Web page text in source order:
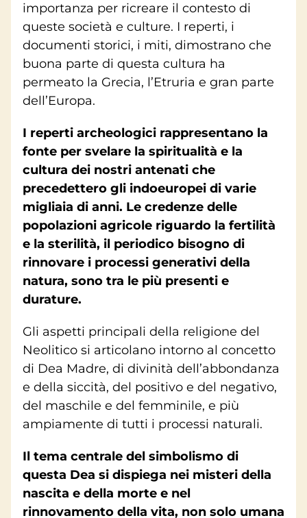
importanza per ricreare il contesto di
queste società e culture. I reperti, i
documenti storici, i miti, dimostrano che
buona parte di questa cultura ha
permeato la Grecia, l’Etruria e gran parte
dell’Europa.
I reperti archeologici rappresentano la
fonte per svelare la spiritualità e la
cultura dei nostri antenati che
precedettero gli indoeuropei di varie
migliaia di anni. Le credenze delle
popolazioni agricole riguardo la fertilità
e la sterilità, il periodico bisogno di
rinnovare i processi generativi della
natura, sono tra le più presenti e
durature.
Gli aspetti principali della religione del
Neolitico si articolano intorno al concetto
di Dea Madre, di divinità dell’abbondanza
e della siccità, del positivo e del negativo,
del maschile e del femminile, e più
ampiamente di tutti i processi naturali.
Il tema centrale del simbolismo di
questa Dea si dispiega nei misteri della
nascita e della morte e nel
rinnovamento della vita, non solo umana